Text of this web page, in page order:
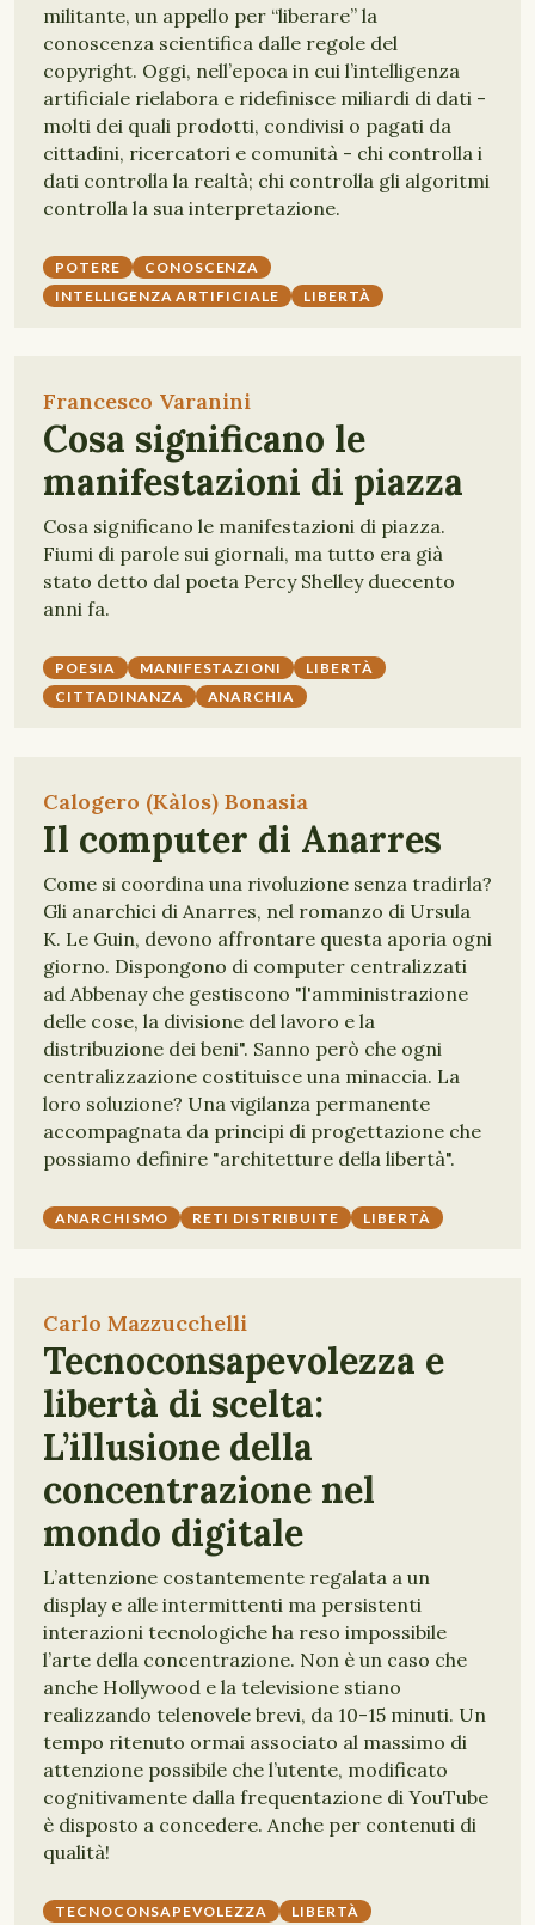
militante, un appello per “liberare” la
conoscenza scientifica dalle regole del
copyright. Oggi, nell’epoca in cui l’intelligenza
artificiale rielabora e ridefinisce miliardi di dati -
molti dei quali prodotti, condivisi o pagati da
cittadini, ricercatori e comunità - chi controlla i
dati controlla la realtà; chi controlla gli algoritmi
controlla la sua interpretazione.
POTERE
CONOSCENZA
INTELLIGENZA ARTIFICIALE
LIBERTÀ
Francesco Varanini
Cosa significano le
manifestazioni di piazza
Cosa significano le manifestazioni di piazza.
Fiumi di parole sui giornali, ma tutto era già
stato detto dal poeta Percy Shelley duecento
anni fa.
POESIA MANIFESTAZIONI
LIBERTÀ
CITTADINANZA
ANARCHIA
Calogero (Kàlos) Bonasia
Il computer di Anarres
Come si coordina una rivoluzione senza tradirla?
Gli anarchici di Anarres, nel romanzo di Ursula
K. Le Guin, devono affrontare questa aporia ogni
giorno. Dispongono di computer centralizzati
ad Abbenay che gestiscono "l'amministrazione
delle cose, la divisione del lavoro e la
distribuzione dei beni". Sanno però che ogni
centralizzazione costituisce una minaccia. La
loro soluzione? Una vigilanza permanente
accompagnata da principi di progettazione che
possiamo definire "architetture della libertà".
ANARCHISMO RETI DISTRIBUITE LIBERTÀ
Carlo Mazzucchelli
Tecnoconsapevolezza e
libertà di scelta:
L’illusione della
concentrazione nel
mondo digitale
L’attenzione costantemente regalata a un
display e alle intermittenti ma persistenti
interazioni tecnologiche ha reso impossibile
l’arte della concentrazione. Non è un caso che
anche Hollywood e la televisione stiano
realizzando telenovele brevi, da 10-15 minuti. Un
tempo ritenuto ormai associato al massimo di
attenzione possibile che l’utente, modificato
cognitivamente dalla frequentazione di YouTube
è disposto a concedere. Anche per contenuti di
qualità!
TECNOCONSAPEVOLEZZA
LIBERTÀ